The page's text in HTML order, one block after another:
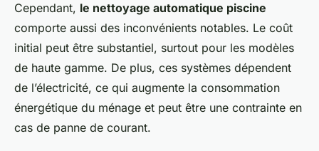
Cependant, le nettoyage automatique piscine
comporte aussi des inconvénients notables. Le coût
initial peut être substantiel, surtout pour les modèles
de haute gamme. De plus, ces systèmes dépendent
de l’électricité, ce qui augmente la consommation
énergétique du ménage et peut être une contrainte en
cas de panne de courant.